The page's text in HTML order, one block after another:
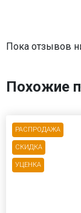
Пока отзывов
Похожие
РАСПРОДАЖА
СКИДКА
УЦЕНКА